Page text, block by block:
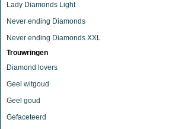
Lady Diamonds Light
Never ending Diamonds
Never ending Diamonds XXL
Trouwringen
Diamond lovers
Geel witgoud
Geel goud
Gefaceteerd